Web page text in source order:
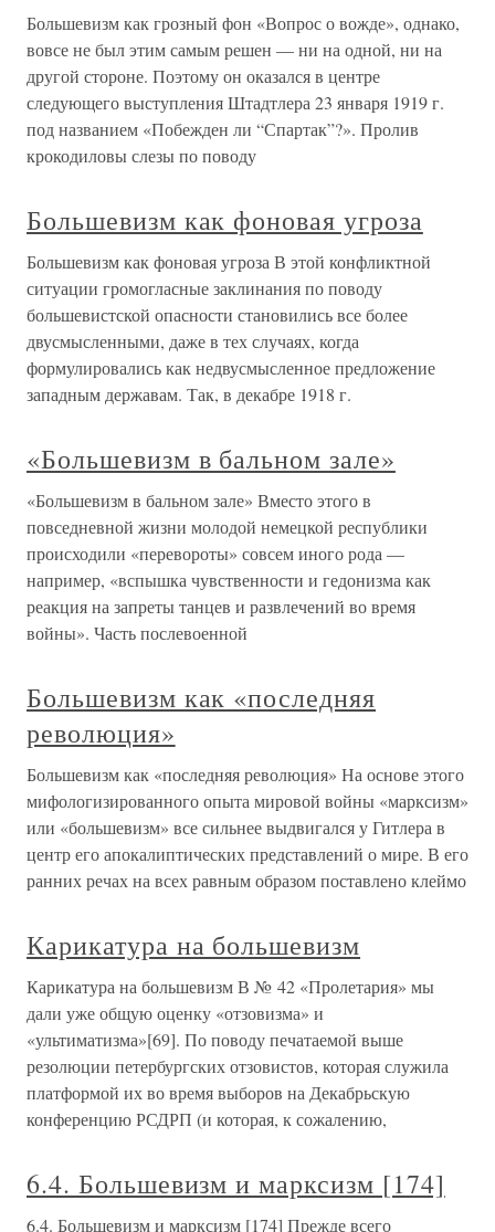
Большевизм как грозный фон «Вопрос о вожде», однако,
вовсе не был этим самым решен — ни на одной, ни на
другой стороне. Поэтому он оказался в центре
следующего выступления Штадтлера 23 января 1919 г.
под названием «Побежден ли “Спартак”?». Пролив
крокодиловы слезы по поводу
Большевизм как фоновая угроза
Большевизм как фоновая угроза В этой конфликтной
ситуации громогласные заклинания по поводу
большевистской опасности становились все более
двусмысленными, даже в тех случаях, когда
формулировались как недвусмысленное предложение
западным державам. Так, в декабре 1918 г.
«Большевизм в бальном зале»
«Большевизм в бальном зале» Вместо этого в
повседневной жизни молодой немецкой республики
происходили «перевороты» совсем иного рода —
например, «вспышка чувственности и гедонизма как
реакция на запреты танцев и развлечений во время
войны». Часть послевоенной
Большевизм как «последняя
революция»
Большевизм как «последняя революция» На основе этого
мифологизированного опыта мировой войны «марксизм»
или «большевизм» все сильнее выдвигался у Гитлера в
центр его апокалиптических представлений о мире. В его
ранних речах на всех равным образом поставлено клеймо
Карикатура на большевизм
Карикатура на большевизм В № 42 «Пролетария» мы
дали уже общую оценку «отзовизма» и
«ультиматизма»[69]. По поводу печатаемой выше
резолюции петербургских отзовистов, которая служила
платформой их во время выборов на Декабрьскую
конференцию РСДРП (и которая, к сожалению,
6.4. Большевизм и марксизм [174]
6.4. Большевизм и марксизм [174] Прежде всего